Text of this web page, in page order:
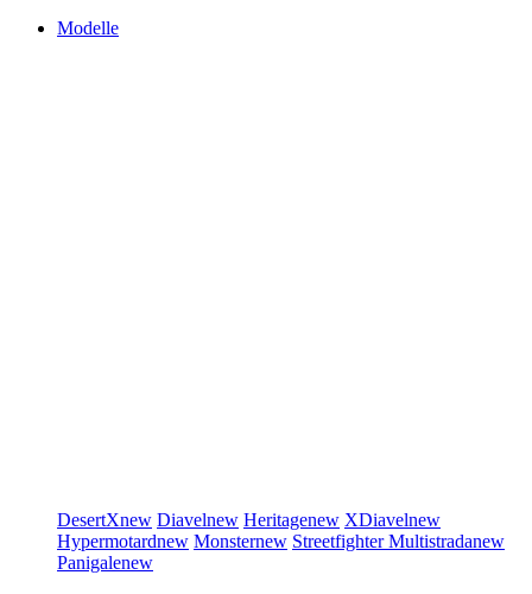
Modelle
DesertXnew Diavelnew Heritagenew XDiavelnew
Hypermotardnew Monsternew StreetfighterMultistradanew
Panigalenew